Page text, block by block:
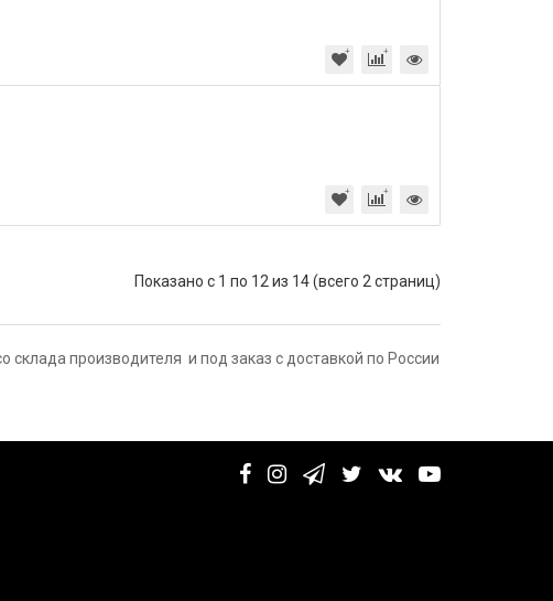
Показано с 1 по 12 из 14 (всего 2 страниц)
производителя и под заказ с доставкой по России